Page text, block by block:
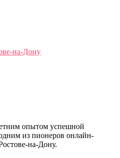
на-Дону
опытом успешной
из пионеров онлайн-
на-Дону.